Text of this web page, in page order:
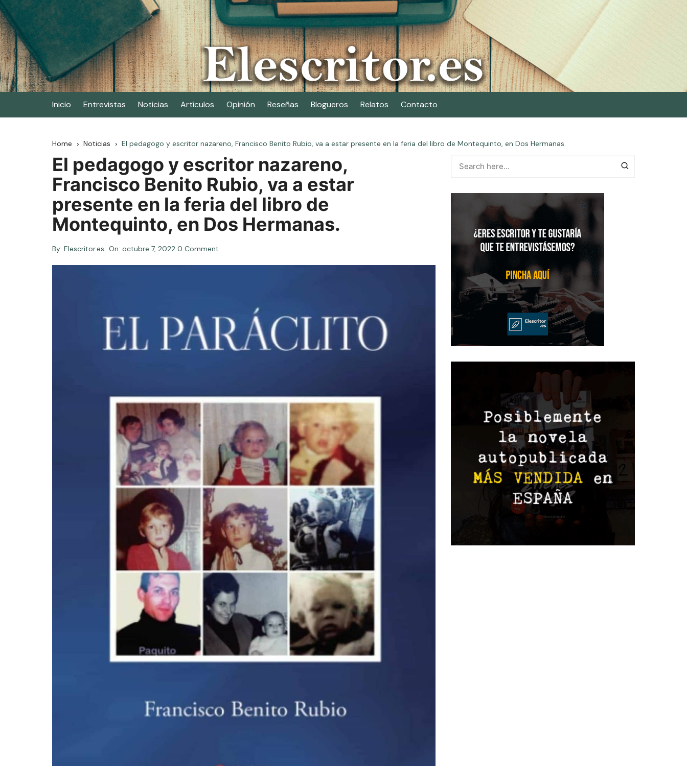
Skip
to
content
Elescritor.es
El periódico digital de los escritores
Inicio Entrevistas Noticias Artículos Opinión Reseñas Blogueros Relatos Contacto
Home Noticias El pedagogo y escritor nazareno, Francisco Benito Rubio, va a estar presente en la feria del libro de Montequinto, en Dos Hermanas.
El pedagogo y escritor nazareno,
Francisco Benito Rubio, va a estar
presente en la feria del libro de
Montequinto, en Dos Hermanas.
By: Elescritor.es On: octubre 7, 2022 0 Comment